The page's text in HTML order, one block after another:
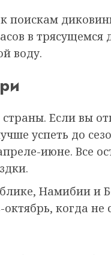
поискам
в трясущемся
воду.
Если вы
успеть до
июне. Все
Намибии и
октябрь, когда